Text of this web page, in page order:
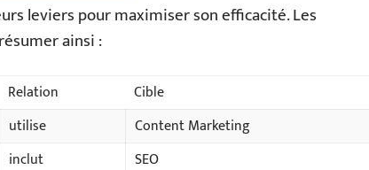
leviers pour maximiser son efficacité. Les
ainsi :
Relation
Cible
utilise
Content Marketing
inclut SEO